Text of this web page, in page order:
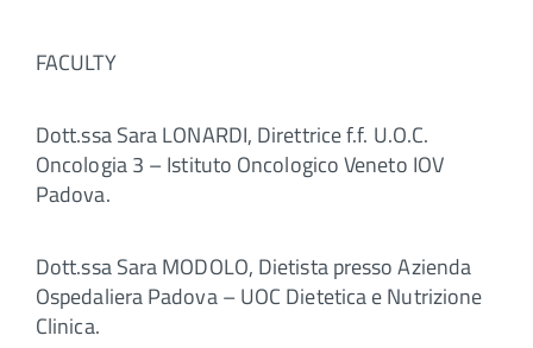
FACULTY
Dott.ssa Sara LONARDI, Direttrice f.f. U.O.C.
Oncologia 3 – Istituto Oncologico Veneto IOV
Padova.
Dott.ssa Sara MODOLO, Dietista presso Azienda
Ospedaliera Padova – UOC Dietetica e Nutrizione
Clinica.